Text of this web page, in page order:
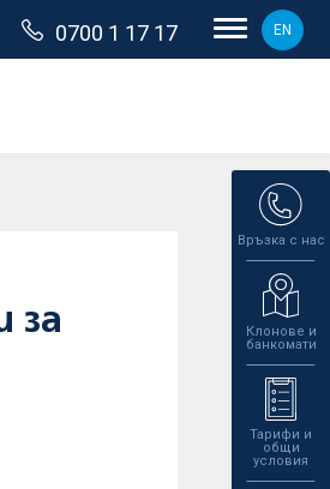
0700 1 17 17 EN
Връзка с нас
Клонове и
банкомати
Тарифи и
общи
условия
за